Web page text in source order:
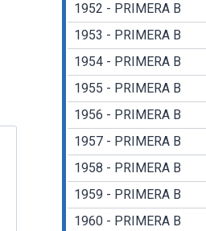
1952 - PRIMERA B
1953 - PRIMERA B
1954 - PRIMERA B
1955 - PRIMERA B
1956 - PRIMERA B
1957 - PRIMERA B
1958 - PRIMERA B
1959 - PRIMERA B
1960 - PRIMERA B